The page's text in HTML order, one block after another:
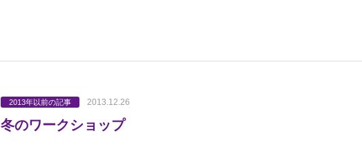
2013年以前の記事 2013.12.26
冬のワークショップ